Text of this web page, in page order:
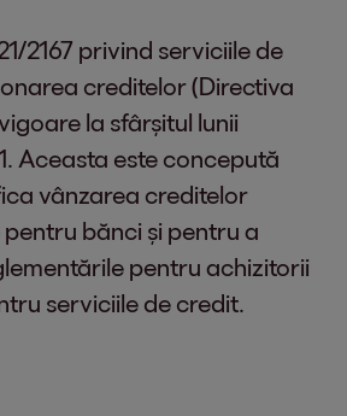
2167 privind serviciile de
creditelor (Directiva
la sfârșitul lunii
Aceasta este concepută
vânzarea creditelor
bănci și pentru a
pentru achizitorii
serviciile de credit.